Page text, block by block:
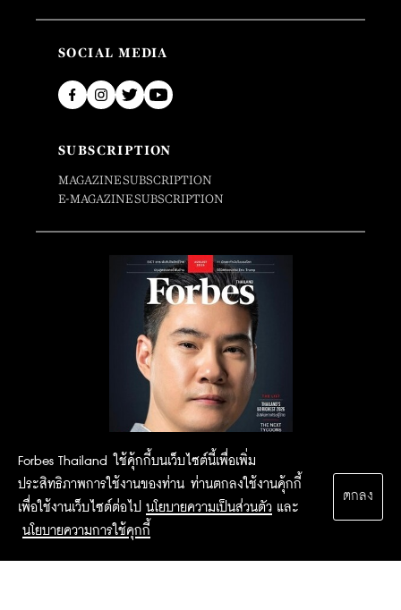
Forbes Thailand ใช้คุ้กกี้บนเว็บไซต์นี้เพื่อเพิ่ม
ประสิทธิภาพการใช้งานของท่าน ท่านตกลงใช้งานคุ้กกี้
เพื่อใช้งานเว็บไซต์ต่อไป นโยบายความเป็นส่วนตัว และ
นโยบายความการใช้คุกกี้
ตกลง
SOCIAL MEDIA
SUBSCRIPTION
MAGAZINE SUBSCRIPTION
E-MAGAZINE SUBSCRIPTION
2015 Forbesthailand.com ALL RIGHTS RESERVED